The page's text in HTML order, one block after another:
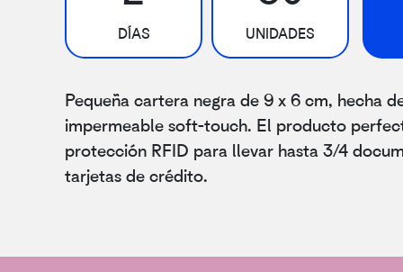
DÍAS UNIDADES
Pequeña cartera negra de 9 x 6 cm, hecha
impermeable soft-touch. El producto
protección RFID para llevar hasta 3/4
tarjetas de crédito.